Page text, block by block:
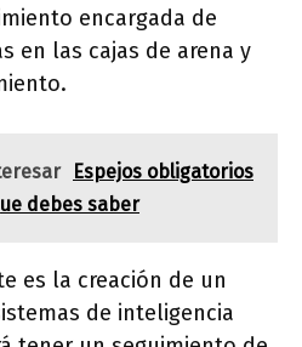
encargada de
en las cajas de arena y
Espejos obligatorios
debes saber
es la creación de un
de inteligencia